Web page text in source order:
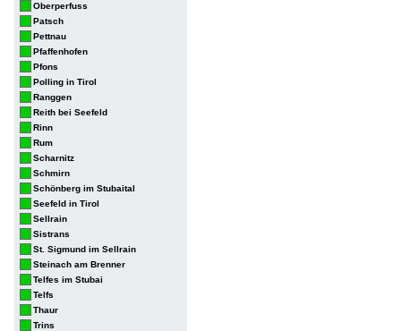
Oberperfuss
Patsch
Pettnau
Pfaffenhofen
Pfons
Polling in Tirol
Ranggen
Reith bei Seefeld
Rinn
Rum
Scharnitz
Schmirn
Schönberg im Stubaital
Seefeld in Tirol
Sellrain
Sistrans
St. Sigmund im Sellrain
Steinach am Brenner
Telfes im Stubai
Telfs
Thaur
Trins